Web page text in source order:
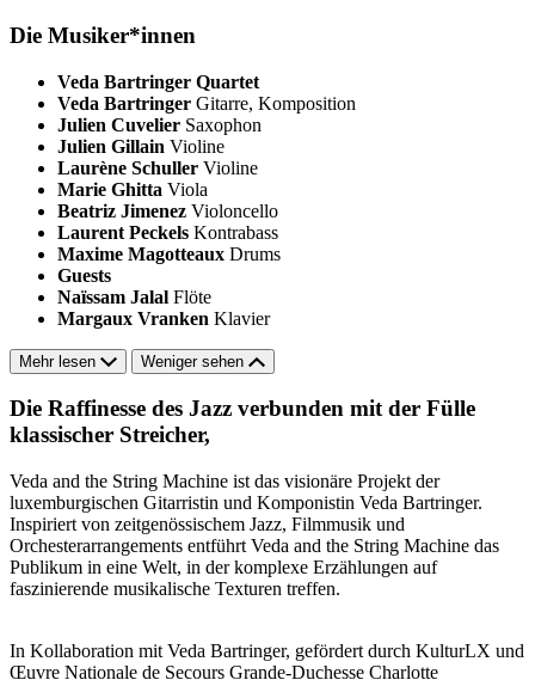
Die Musiker*innen
Veda Bartringer Quartet
Veda Bartringer Gitarre, Komposition
Julien Cuvelier Saxophon
Julien Gillain Violine
Laurène Schuller Violine
Marie Ghitta Viola
Beatriz Jimenez Violoncello
Laurent Peckels Kontrabass
Maxime Magotteaux Drums
Guests
Naïssam Jalal Flöte
Margaux Vranken Klavier
Mehr lesen Weniger sehen
Die Raffinesse des Jazz verbunden mit der Fülle
klassischer Streicher,
Veda and the String Machine ist das visionäre Projekt der
luxemburgischen Gitarristin und Komponistin Veda Bartringer.
Inspiriert von zeitgenössischem Jazz, Filmmusik und
Orchesterarrangements entführt Veda and the String Machine das
Publikum in eine Welt, in der komplexe Erzählungen auf
faszinierende musikalische Texturen treffen.
In Kollaboration mit Veda Bartringer, gefördert durch KulturLX und
Œuvre Nationale de Secours Grande-Duchesse Charlotte